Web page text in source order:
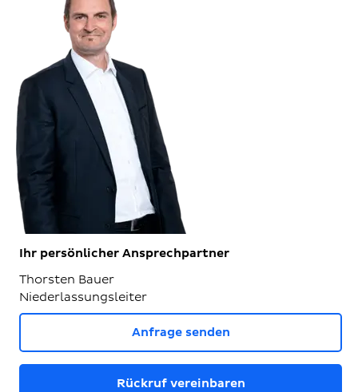
Ihr persönlicher Ansprechpartner
Thorsten Bauer
Niederlassungsleiter
Anfrage senden
Rückruf vereinbaren